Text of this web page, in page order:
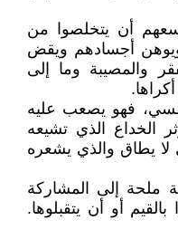
أن يتخلصوا من
ويوهن أجسادهم ويقض
والمصيبة وما إلى
فهو يصعب عليه
الخداع الذي تشيعه
لا يطاق والذي يشعره
ملحة إلى المشاركة
أو أن يتقبلوها.